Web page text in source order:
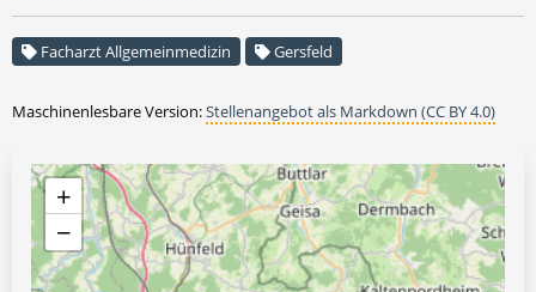
Facharzt Allgemeinmedizin Gersfeld
Maschinenlesbare Version:Stellenangebot als Markdown (CC BY 4.0)
+
−